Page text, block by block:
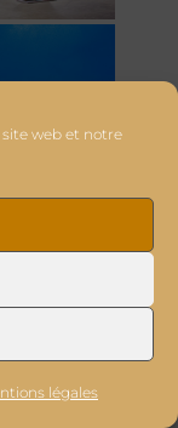
web et notre
légales